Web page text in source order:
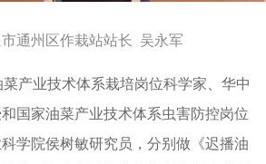
通州区作栽站站长 吴永军
产业技术体系栽培岗位科学家、华中
国家油菜产业技术体系虫害防控岗位
学院侯树敏研究员，分别做《迟播油